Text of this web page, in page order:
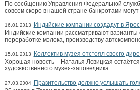
По сообщению Управления Федеральной
совсем скоро в нашей стране банкротами
16.01.2013
Индийские компании создадут в
Индийские компании рассматривают
переработке молока, производству
15.01.2013
Коллектив музея отстоял своего
Хорошая новость – Наталья Левицкая
художественного музея-заповедника.
27.03.2004
Правительство должно услышать